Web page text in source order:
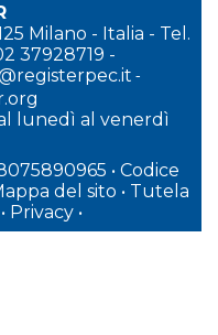
Milano - Italia - Tel.
37928719 -
-
lunedì al venerdì
• Codice
del sito • Tutela
• Privacy •